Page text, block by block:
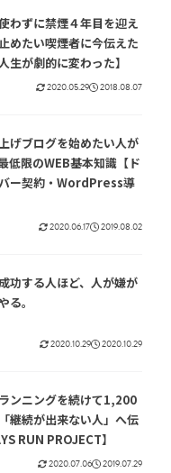
わずに禁煙４年目を迎え
めたい喫煙者に今伝えた
生が劇的に変わった】
2020.05.29 2018.08.07
げブログを始めたい人が
低限のWEB基本知識【ド
ー契約・WordPress導
2020.06.17 2019.08.02
功する人ほど、人が嫌が
る。
2020.10.29 2020.10.29
ンニングを続けて1,200
継続が出来ない人」へ伝
RUN PROJECT】
2020.07.06 2019.07.29